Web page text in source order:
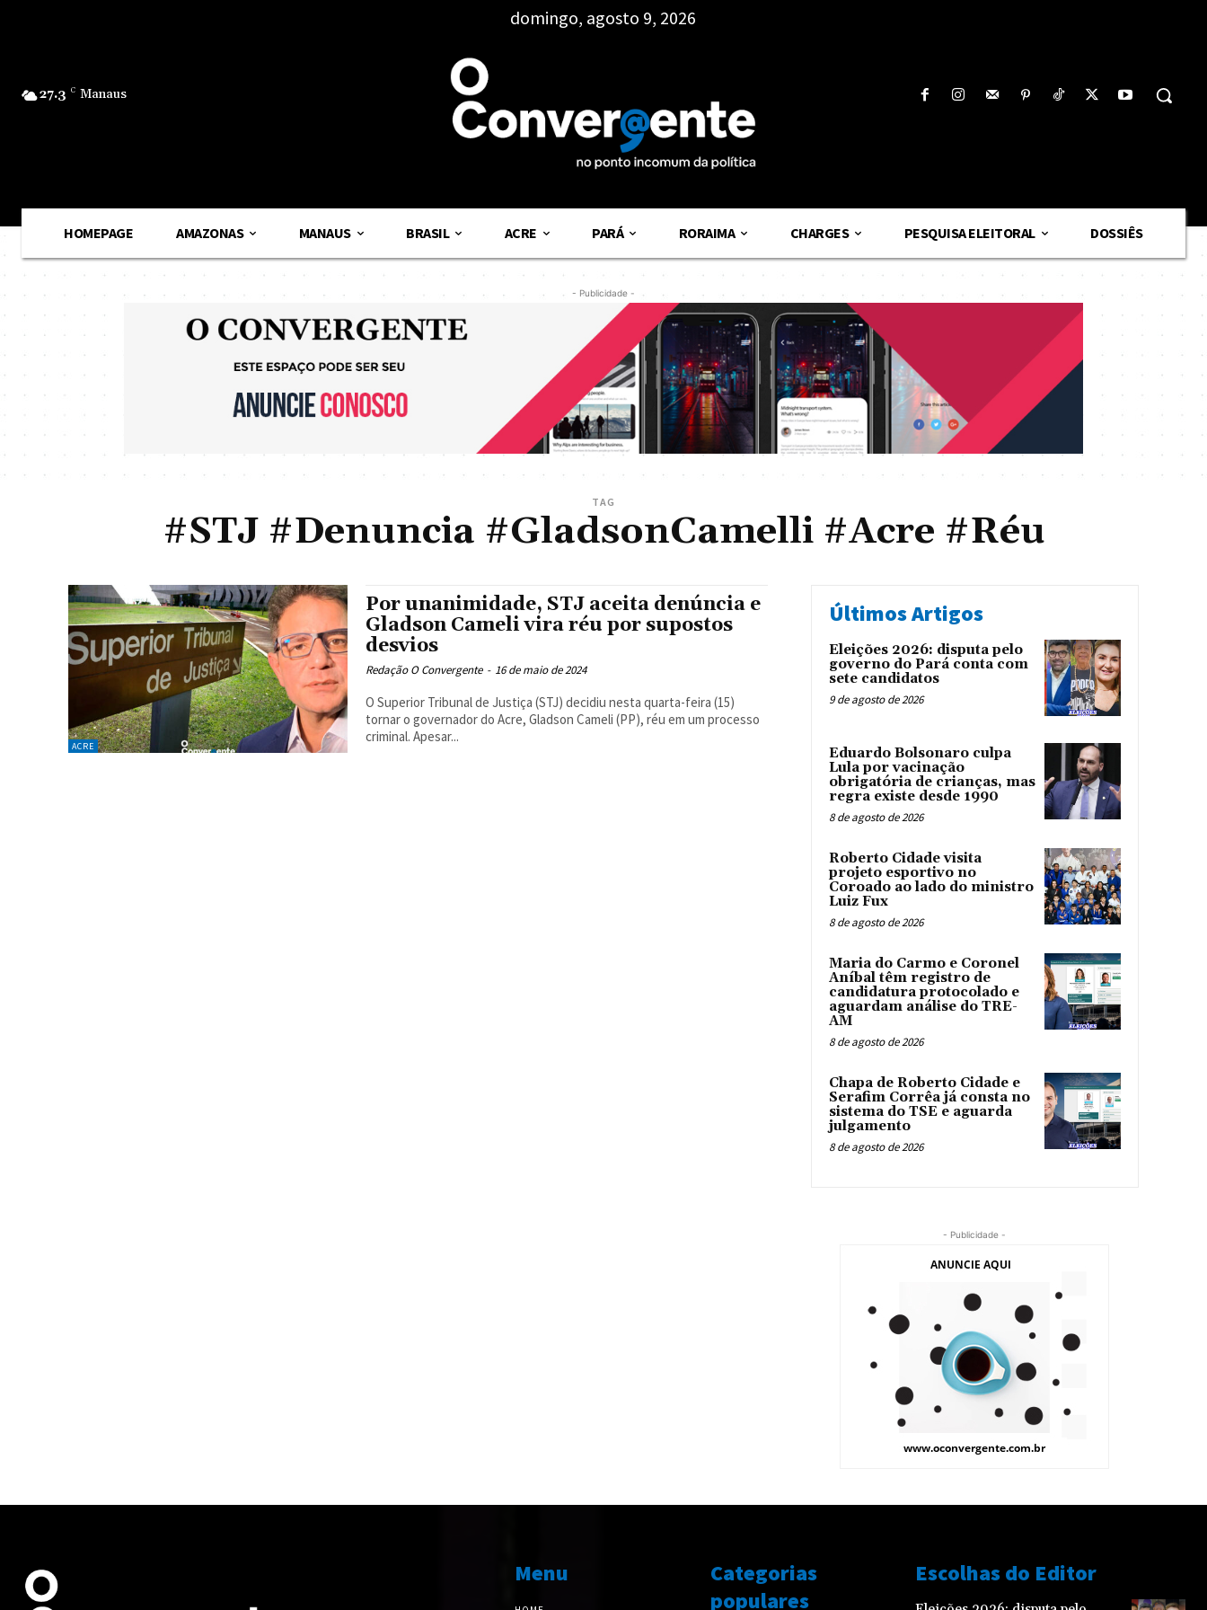
27.3 C Manaus
domingo, agosto 9, 2026
HOMEPAGE AMAZONAS MANAUS BRASIL ACRE PARÁ RORAIMA CHARGES PESQUISA ELEITORAL DOSSIÊS
- Publicidade -
TAG
#STJ #Denuncia #GladsonCamelli #Acre #Réu
ACRE
Por unanimidade, STJ aceita denúncia e
Gladson Cameli vira réu por supostos
desvios
Redação O Convergente - 16 de maio de 2024
O Superior Tribunal de Justiça (STJ) decidiu nesta quarta-feira (15)
tornar o governador do Acre, Gladson Cameli (PP), réu em um processo
criminal. Apesar...
Últimos Artigos
Eleições 2026: disputa pelo
governo do Pará conta com
sete candidatos
9 de agosto de 2026
Eduardo Bolsonaro culpa
Lula por vacinação
obrigatória de crianças, mas
regra existe desde 1990
8 de agosto de 2026
Roberto Cidade visita
projeto esportivo no
Coroado ao lado do ministro
Luiz Fux
8 de agosto de 2026
Maria do Carmo e Coronel
Aníbal têm registro de
candidatura protocolado e
aguardam análise do TRE-
AM
8 de agosto de 2026
Chapa de Roberto Cidade e
Serafim Corrêa já consta no
sistema do TSE e aguarda
julgamento
8 de agosto de 2026
- Publicidade -
Menu
Categorias
populares
Escolhas do Editor